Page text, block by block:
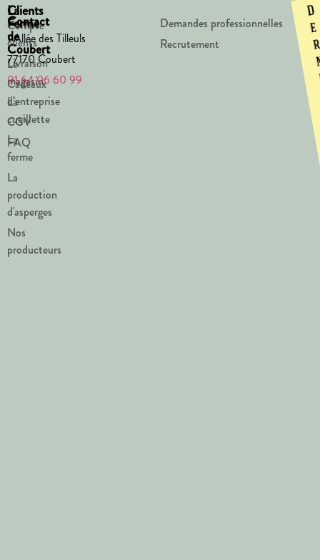
La
Ferme
de
Coubert
Le
magasin
La
cueillette
La
ferme
La
production
d'asperges
Nos
producteurs
Clients
Compte
clients
Livraison
Cadeaux
d’entreprise
CGV
FAQ
Contact
1 Allée des Tilleuls
77170 Coubert
01 64 06 60 99
Demandes professionnelles
Recrutement
D
e